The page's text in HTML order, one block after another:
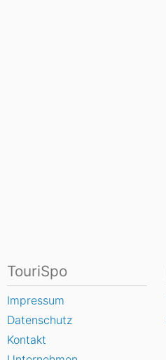
TouriSpo
Impressum
Datenschutz
Kontakt